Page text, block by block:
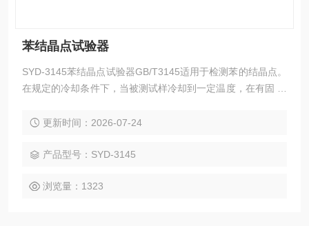
苯结晶点试验器
SYD-3145苯结晶点试验器GB/T3145适用于检测苯的结晶点。
在规定的冷却条件下，当被测试样冷却到一定温度，在有固 体
更新时间：2026-07-24
产品型号：SYD-3145
浏览量：1323